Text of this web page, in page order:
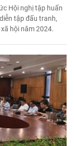
Hội nghị tập huấn
tập đấu tranh,
hội năm 2024.